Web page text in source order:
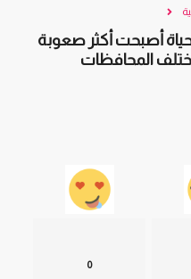
أصبحت أكثر صعوبة
المحافظات
0